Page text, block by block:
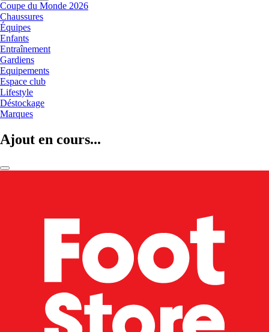
Coupe du Monde 2026
Chaussures
Équipes
Enfants
Entraînement
Gardiens
Equipements
Espace club
Lifestyle
Déstockage
Marques
Ajout en cours...